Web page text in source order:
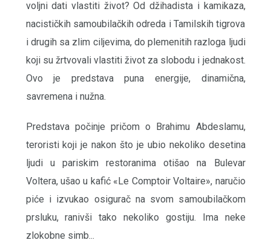
voljni dati vlastiti život? Od džihadista i kamikaza,
nacističkih samoubilačkih odreda i Tamilskih tigrova
i drugih sa zlim ciljevima, do plemenitih razloga ljudi
koji su žrtvovali vlastiti život za slobodu i jednakost.
Ovo je predstava puna energije, dinamična,
savremena i nužna.
Predstava počinje pričom o Brahimu Abdeslamu,
teroristi koji je nakon što je ubio nekoliko desetina
ljudi u pariskim restoranima otišao na Bulevar
Voltera, ušao u kafić «Le Comptoir Voltaire», naručio
piće i izvukao osigurač na svom samoubilačkom
prsluku, ranivši tako nekoliko gostiju. Ima neke
zlokobne simb...